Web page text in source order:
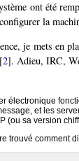
ont été
la
je mets en
2]. Adieu, IRC,
électronique
et les
(ou sa version
trouvé comment